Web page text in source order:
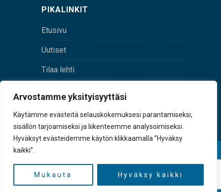
Arvostamme yksityisyyttäsi
Käytämme evästeitä selauskokemuksesi parantamiseksi,
sisällön tarjoamiseksi ja liikenteemme analysoimiseksi.
Hyväksyt evästeidemme käytön klikkaamalla ”Hyväksy
kaikki”.
Mukauta Hyväksy kaikki
PIKALINKIT
Etusivu
Uutiset
Tilaa lehti
tunnus 0167229-8
TAKAISIN YLÖS